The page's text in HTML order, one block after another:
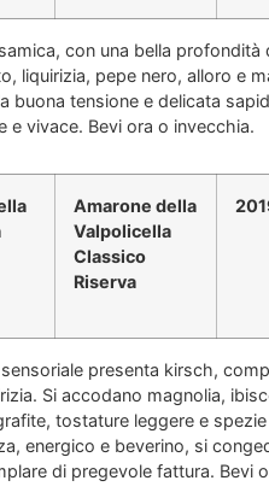
con una bella
liquirizia, pepe nero, alloro e
buona tensione e delicata
e vivace. Bevi ora o invecchia.
Amarone della
Valpolicella
Classico
Riserva
presenta kirsch,
Si accodano magnolia,
tostature leggere e
energico e beverino, si
di pregevole fattura. Bevi